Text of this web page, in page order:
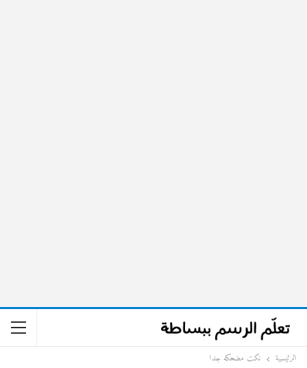
الرئيسية نكت مضحكه جدا